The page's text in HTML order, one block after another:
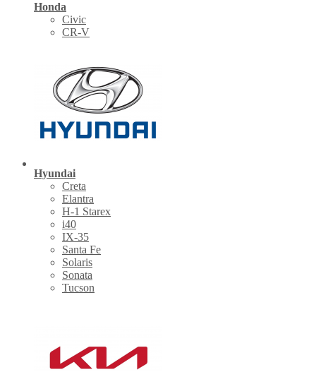
Honda
Civic
CR-V
Hyundai
Creta
Elantra
H-1 Starex
i40
IX-35
Santa Fe
Solaris
Sonata
Tucson